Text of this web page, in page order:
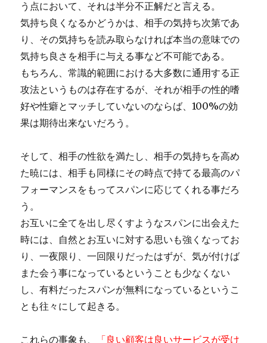
う点において、それは半分不正解だと言える。
気持ち良くなるかどうかは、相手の気持ち次第であ
り、その気持ちを読み取らなければ本当の意味での
気持ち良さを相手に与える事など不可能である。
もちろん、常識的範囲における大多数に通用する正
攻法というものは存在するが、それが相手の性的嗜
好や性癖とマッチしていないのならば、100%の効
果は期待出来ないだろう。
そして、相手の性欲を満たし、相手の気持ちを高め
た暁には、相手も同様にその時点で持てる最高のパ
フォーマンスをもってスパンに応じてくれる事だろ
う。
お互いに全てを出し尽くすようなスパンに出会えた
時には、自然とお互いに対する思いも強くなってお
り、一夜限り、一回限りだったはずが、気が付けば
また会う事になっているということも少なくない
し、有料だったスパンが無料になっているというこ
とも往々にして起きる。
これらの事象も、 「良い顧客は良いサービスが受け